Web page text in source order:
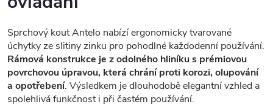
Sprchový kout Antelo nabízí ergonomicky tvarované
úchytky ze slitiny zinku pro pohodlné každodenní používání.
Rámová konstrukce je z odolného hliníku s prémiovou
povrchovou úpravou, která chrání proti korozi, olupování
a opotřebení. Výsledkem je dlouhodobě elegantní vzhled a
spolehlivá funkčnost i při častém používání.